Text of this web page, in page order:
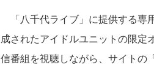
「八千代ライブ」に提供する専
成されたアイドルユニットの限定
信番組を視聴しながら、サイトの